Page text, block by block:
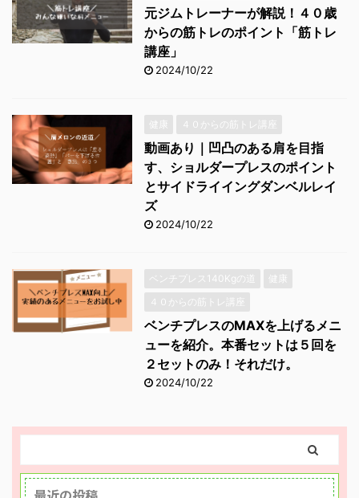
元ジムトレーナーが解説！４０歳
からの筋トレのポイント「筋トレ
講座」
2024/10/22
健康 ４０からの筋トレ講座
動画あり｜凹凸のある肩を目指
す、ショルダープレスのポイント
とサイドライイングダンベルレイ
ズ
2024/10/22
ベンチプレス140Kgの道
健康
４０からの筋トレ講座
ベンチプレスのMAXを上げるメニ
ューを紹介。本番セットは５回を
２セットのみ！それだけ。
2024/10/22